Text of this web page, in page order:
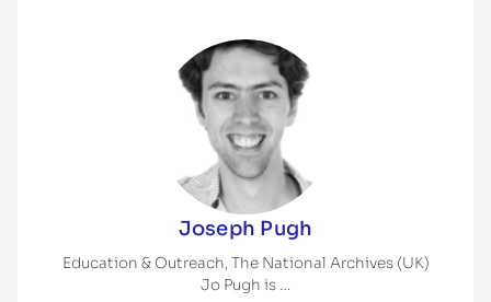
Joseph Pugh
Education & Outreach, The National Archives (UK)
Jo Pugh is …